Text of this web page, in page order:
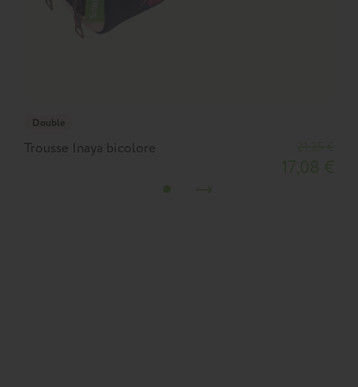
Double
Trousse Inaya bicolore